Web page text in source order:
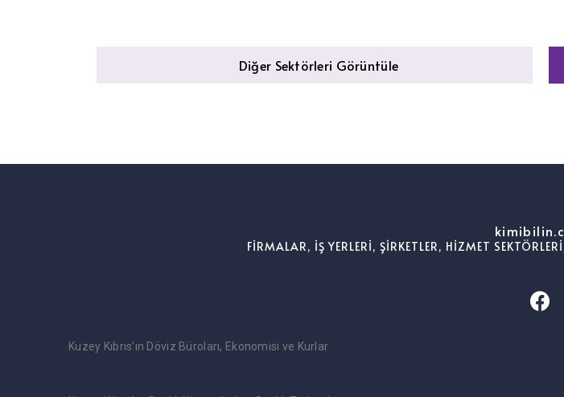
Diğer Sektörleri Görüntüle
FİRMALAR, İŞ YERLERİ, ŞİRKETLER, HİZMET
Kuzey Kıbrıs’ın Döviz Büroları, Ekonomisi ve Kurlar